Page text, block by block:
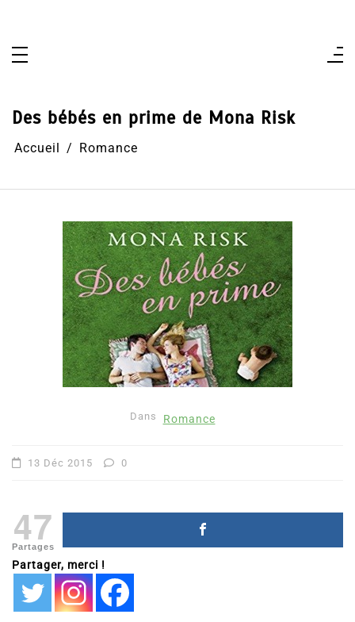
Des bébés en prime de Mona Risk
Accueil Romance
Dans Romance
13 Déc 2015 0
47
Partages
Partager, merci !